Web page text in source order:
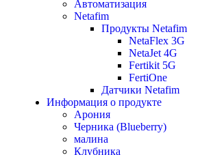
Автоматизация
Netafim
Продукты Netafim
NetaFlex 3G
NetaJet 4G
Fertikit 5G
FertiOne
Датчики Netafim
Информация о продукте
Арония
Черника (Blueberry)
малина
Клубника